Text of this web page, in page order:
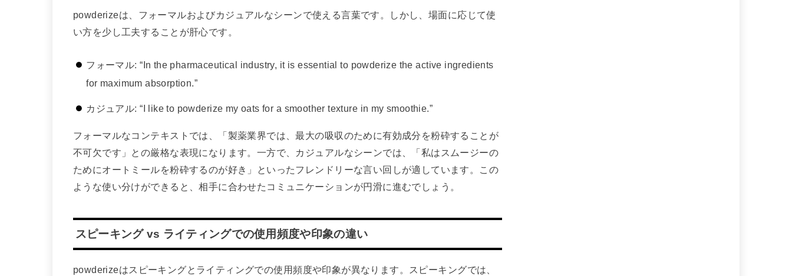
powderizeは、フォーマルおよびカジュアルなシーンで使える言葉です。しかし、場面に応じて使
い方を少し工夫することが肝心です。
フォーマル: “In the pharmaceutical industry, it is essential to powderize the active ingredients
for maximum absorption.”
カジュアル: “I like to powderize my oats for a smoother texture in my smoothie.”
フォーマルなコンテキストでは、「製薬業界では、最大の吸収のために有効成分を粉砕することが
不可欠です」との厳格な表現になります。一方で、カジュアルなシーンでは、「私はスムージーの
ためにオートミールを粉砕するのが好き」といったフレンドリーな言い回しが適しています。この
ような使い分けができると、相手に合わせたコミュニケーションが円滑に進むでしょう。
スピーキング vs ライティングでの使用頻度や印象の違い
powderizeはスピーキングとライティングでの使用頻度や印象が異なります。スピーキングでは、